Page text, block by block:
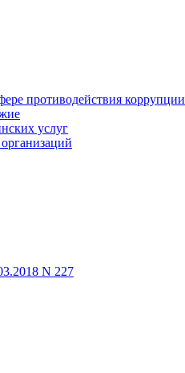
противодействия коррупции
услуг
N 227